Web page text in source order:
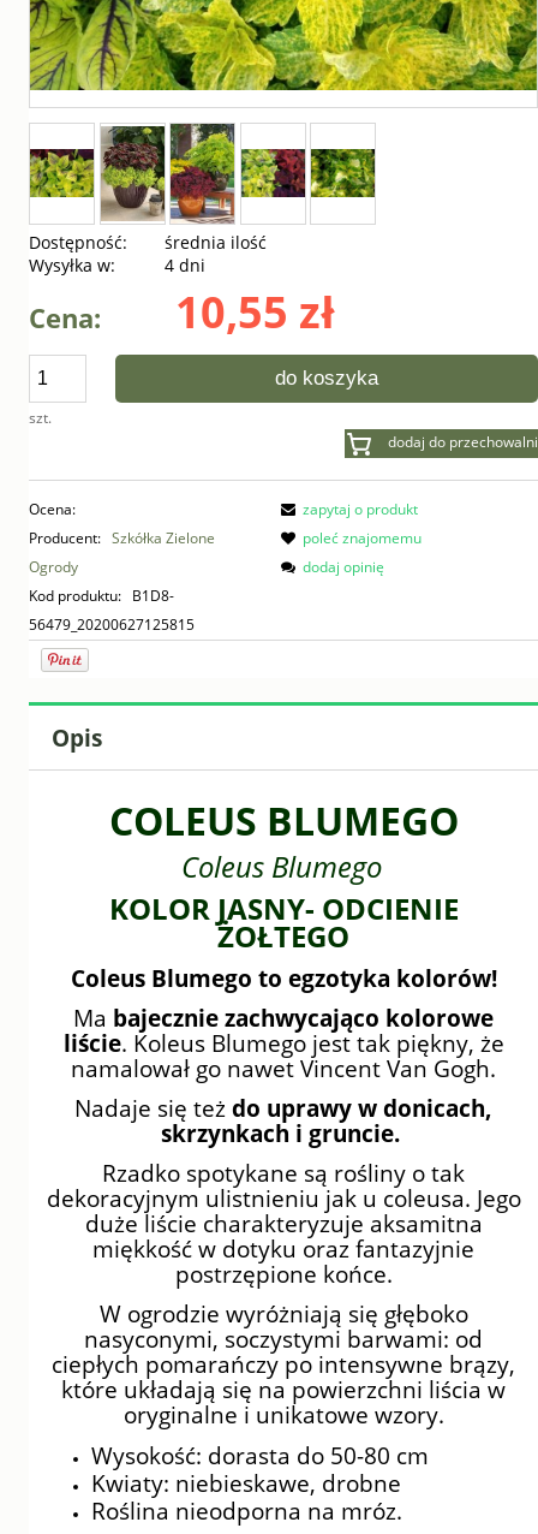
Dostępność:
średnia ilość
Wysyłka w:
4 dni
Cena: 10,55 zł
szt.
do koszyka
dodaj do przechowalni
Ocena:
Producent: Szkółka Zielone
Ogrody
Kod produktu: B1D8-
56479_20200627125815
zapytaj o produkt
poleć znajomemu
dodaj opinię
Opis
COLEUS BLUMEGO
Coleus Blumego
KOLOR JASNY- ODCIENIE
ŻOŁTEGO
Coleus Blumego to egzotyka kolorów!
Ma bajecznie zachwycająco kolorowe
liście. Koleus Blumego jest tak piękny, że
namalował go nawet Vincent Van Gogh.
Nadaje się też do uprawy w donicach,
skrzynkach i gruncie.
Rzadko spotykane są rośliny o tak
dekoracyjnym ulistnieniu jak u coleusa. Jego
duże liście charakteryzuje aksamitna
miękkość w dotyku oraz fantazyjnie
postrzępione końce.
W ogrodzie wyróżniają się głęboko
nasyconymi, soczystymi barwami: od
ciepłych pomarańczy po intensywne brązy,
które układają się na powierzchni liścia w
oryginalne i unikatowe wzory.
Wysokość: dorasta do 50-80 cm
Kwiaty: niebieskawe, drobne
Roślina nieodporna na mróz.